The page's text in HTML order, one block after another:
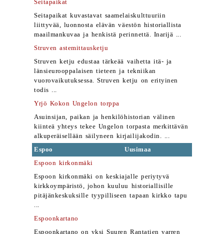
Seitapaikat
Seitapaikat kuvastavat saamelaiskulttuuriin
liittyvää, luonnosta elävän väestön historiallista
maailmankuvaa ja henkistä perinnettä. Inarijä ...
Struven astemittausketju
Struven ketju edustaa tärkeää vaihetta itä- ja
länsieurooppalaisen tieteen ja tekniikan
vuorovaikutuksessa. Struven ketju on erityinen
todis ...
Yrjö Kokon Ungelon torppa
Asuinsijan, paikan ja henkilöhistorian välinen
kiinteä yhteys tekee Ungelon torpasta merkittävän
alkuperäisellään säilyneen kirjailijakodin. ...
Espoo
Uusimaa
Espoon kirkonmäki
Espoon kirkonmäki on keskiajalle periytyvä
kirkkoympäristö, johon kuuluu historiallisille
pitäjänkeskuksille tyypilliseen tapaan kirkko tapu
...
Espoonkartano
Espoonkartano on yksi Suuren Rantatien varren